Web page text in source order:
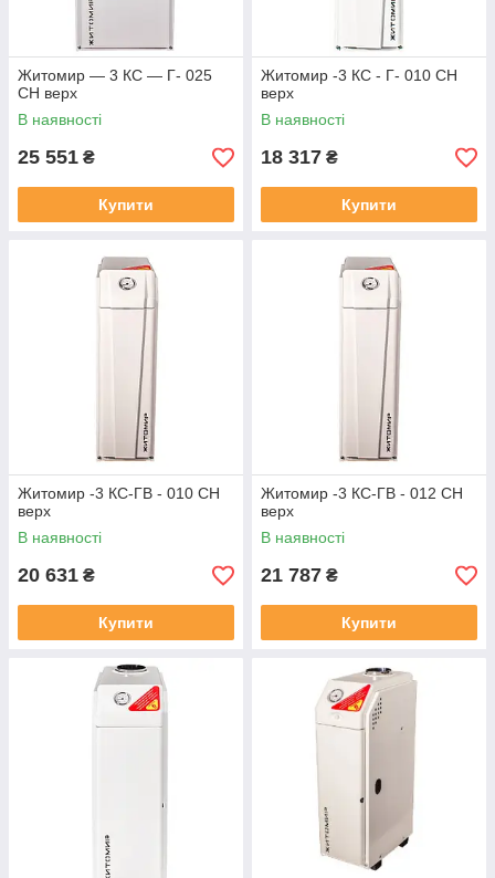
Житомир — 3 КС — Г- 025
СН верх
В наявності
25 551 ₴
Купити
Житомир -3 КС - Г- 010 СН
верх
В наявності
18 317 ₴
Купити
Житомир -3 КС-ГВ - 010 СН
верх
В наявності
20 631 ₴
Купити
Житомир -3 КС-ГВ - 012 СН
верх
В наявності
21 787 ₴
Купити